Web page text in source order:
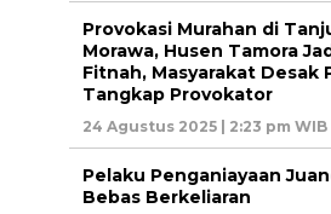
Provokasi Murahan di
Morawa, Husen Tamora
Fitnah, Masyarakat Desak
Tangkap Provokator
24 Agustus 2025 | 2:23 pm WIB
Pelaku Penganiayaan
Bebas Berkeliaran